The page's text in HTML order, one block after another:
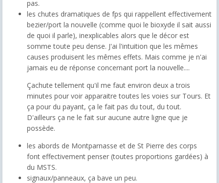
pas.
les chutes dramatiques de fps qui rappellent effectivement
bezier/port la nouvelle (comme quoi le bioxyde il sait aussi
de quoi il parle), inexplicables alors que le décor est
somme toute peu dense. J'ai l'intuition que les mêmes
causes produisent les mêmes effets. Mais comme je n'ai
jamais eu de réponse concernant port la nouvelle....
Çachute tellement qu'il me faut environ deux a trois
minutes pour voir apparaitre toutes les voies sur Tours. Et
ça pour du payant, ça le fait pas du tout, du tout.
D'ailleurs ça ne le fait sur aucune autre ligne que je
possède.
les abords de Montparnasse et de St Pierre des corps
font effectivement penser (toutes proportions gardées) à
du MSTS.
signaux/panneaux, ça bave un peu.